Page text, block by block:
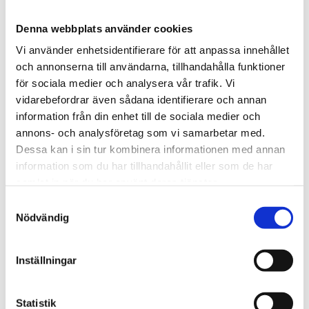
Denna webbplats använder cookies
Vi använder enhetsidentifierare för att anpassa innehållet
och annonserna till användarna, tillhandahålla funktioner
för sociala medier och analysera vår trafik. Vi
vidarebefordrar även sådana identifierare och annan
information från din enhet till de sociala medier och
annons- och analysföretag som vi samarbetar med.
Dessa kan i sin tur kombinera informationen med annan
information som du har tillhandahållit eller som de har
Nödvändig
Inställningar
Statistik
Norge
bibel när han sökte vård